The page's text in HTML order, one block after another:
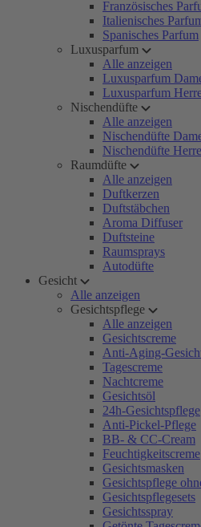
Französisches
Italienisches
Spanisches Parfum
Luxusparfum
Alle anzeigen
Luxusparfum
Luxusparfum
Nischendüfte
Alle anzeigen
Nischendüfte
Nischendüfte
Raumdüfte
Alle anzeigen
Duftkerzen
Duftstäbchen
Aroma Diffuser
Duftsteine
Raumsprays
Autodüfte
Gesicht
Alle anzeigen
Gesichtspflege
Alle anzeigen
Gesichtscreme
Anti-Aging-
Tagescreme
Nachtcreme
Gesichtsöl
24h-Gesichtspflege
Anti-Pickel-Pflege
BB- & CC-Cream
Feuchtigkeitscreme
Gesichtsmasken
Gesichtspflege
Gesichtspflegesets
Gesichtsspray